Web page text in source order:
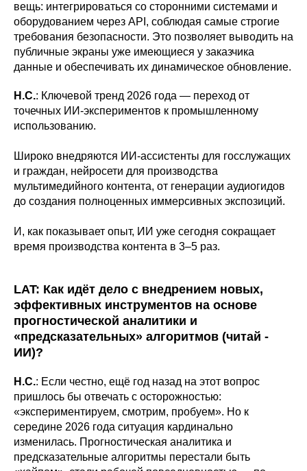
вещь: интегрироваться со сторонними системами и
оборудованием через API, соблюдая самые строгие
требования безопасности. Это позволяет выводить на
публичные экраны уже имеющиеся у заказчика
данные и обеспечивать их динамическое обновление.
Н.С.: Ключевой тренд 2026 года — переход от
точечных ИИ-экспериментов к промышленному
использованию.
Широко внедряются ИИ-ассистенты для госслужащих
и граждан, нейросети для производства
мультимедийного контента, от генерации аудиогидов
до создания полноценных иммерсивных экспозиций.
И, как показывает опыт, ИИ уже сегодня сокращает
время производства контента в 3–5 раз.
LAT: Как идёт дело с внедрением новых,
эффективных инструментов на основе
прогностической аналитики и
«предсказательных» алгоритмов (читай -
ИИ)?
Н.С.: Если честно, ещё год назад на этот вопрос
пришлось бы отвечать с осторожностью:
«экспериментируем, смотрим, пробуем». Но к
середине 2026 года ситуация кардинально
изменилась. Прогностическая аналитика и
предсказательные алгоритмы перестали быть